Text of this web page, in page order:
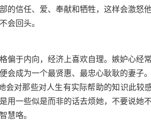
的信任、爱、奉献和牺牲，这样会激怒
会回头。
偏于内向，经济上喜欢自理。嫉妒心经
会成为一个最贤惠、最忠心耿耿的妻子
会对那些对人生有实际帮助的知识此较
用一些似是而非的话去烦她，不要说她
慧咯。